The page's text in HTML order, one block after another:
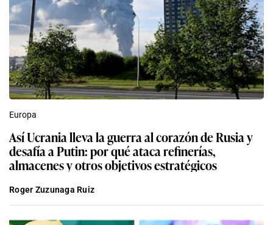
Europa
Así Ucrania lleva la guerra al corazón de Rusia y
desafía a Putin: por qué ataca refinerías,
almacenes y otros objetivos estratégicos
Roger Zuzunaga Ruiz